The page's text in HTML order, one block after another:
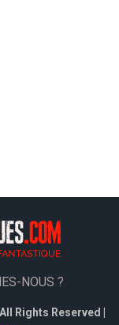
NOUS ?
Rights Reserved |